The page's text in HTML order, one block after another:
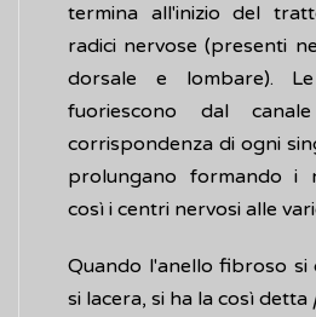
termina all'inizio del
radici nervose (presenti
dorsale e lombare).
fuoriescono dal
corrispondenza di ogni
prolungano formando i
così i centri nervosi alle
Quando l'anello fibroso si
si lacera, si ha la così detta